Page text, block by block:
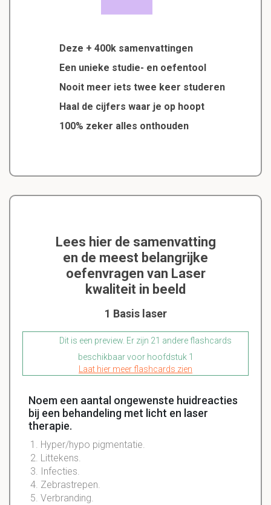
Deze + 400k samenvattingen
Een unieke studie- en oefentool
Nooit meer iets twee keer studeren
Haal de cijfers waar je op hoopt
100% zeker alles onthouden
Lees hier de samenvatting
en de meest belangrijke
oefenvragen van Laser
kwaliteit in beeld
1 Basis laser
Dit is een preview. Er zijn 21 andere flashcards
beschikbaar voor hoofdstuk 1
Laat hier meer flashcards zien
Noem een aantal ongewenste huidreacties
bij een behandeling met licht en laser
therapie.
Hyper/hypo pigmentatie.
Littekens.
Infecties.
Zebrastrepen.
Verbranding.